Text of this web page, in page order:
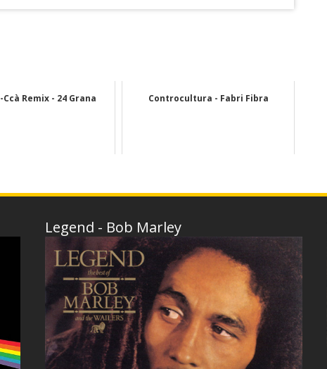
Remix - 24 Grana Controcultura - Fabri Fibra
Legend - Bob Marley